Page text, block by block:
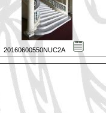
20160600550NUC2A